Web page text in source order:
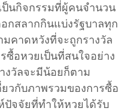
ป็นกิจกรรมที่ผู้คนจำนวน
กสลากกินแบ่งรัฐบาลทุก
มคาดหวังที่จะถูกรางวัล
ซื้อหวยเป็นที่สนใจอย่าง
งวัลจะมีน้อยก็ตาม
วกับภาพรวมของการซื้อ
ปัจจัยที่ทำให้หวยได้รับ